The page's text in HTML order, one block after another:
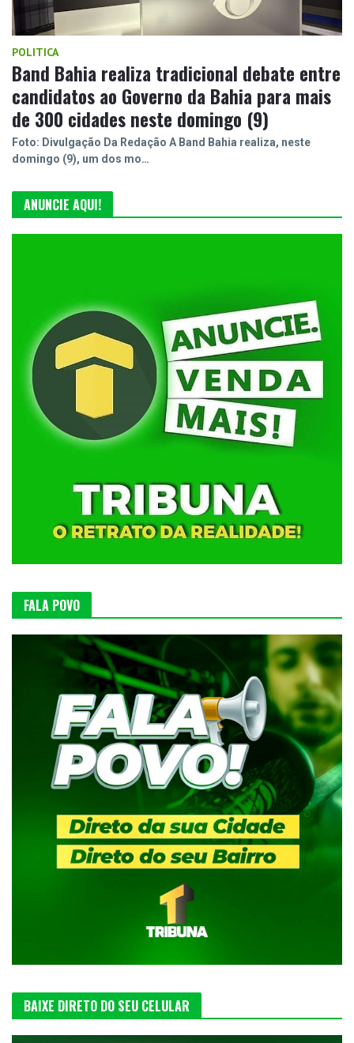
POLITICA
Band Bahia realiza tradicional debate entre
candidatos ao Governo da Bahia para mais
de 300 cidades neste domingo (9)
Foto: Divulgação Da Redação A Band Bahia realiza, neste
domingo (9), um dos mo…
ANUNCIE AQUI!
FALA POVO
BAIXE DIRETO DO SEU CELULAR